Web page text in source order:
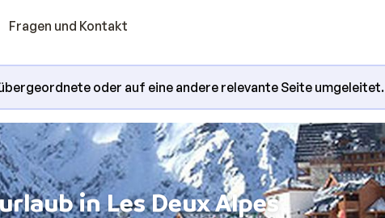
Fragen und Kontakt
oder auf eine andere relevante Seite umgeleitet.
in Les Deux Alpes